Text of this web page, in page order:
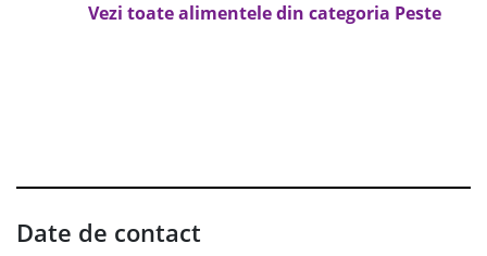
Vezi toate alimentele din categoria Peste
Date de contact